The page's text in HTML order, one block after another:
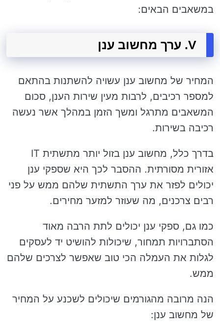
במשאבים הבאים:
V. ערך מחשוב ענן
המחיר של מחשוב ענן עשויה להשתנות בהתאם
למספר רכיבים, לרבות מעין שירות הענן, סכום
המשאבים מתרגל ומשך הזמן במהלך אשר נעשה
רכיבה בשירות.
בדרך כלל, מחשוב ענן בזול יותר מתשתית IT
אזורית מסורתית. ההסבר לכך היא שספקי ענן
יכולים לפזר את ערך התשתית שלהם ממש על פני
רבים צרכנים, מה שעוזר למזער מחירים.
כמו גם, ספקי ענן יכולים לתת הרבה מאוד
הסתברויות תמחור, שיכולות להושיט יד לעסקים
לגלות את העמלה הכי טוב שאפשר לצרכים שלהם
ממש.
הנה מרובה מהגורמים שיכולים לשכנע על המחיר
של מחשוב ענן: